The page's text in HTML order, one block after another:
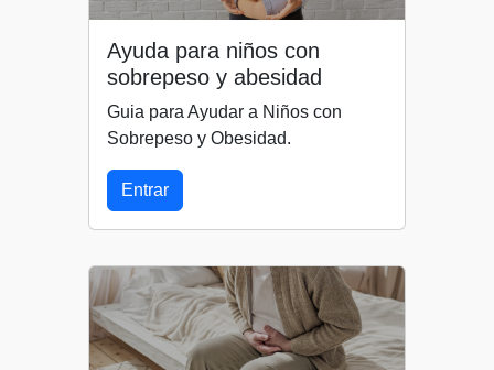
Ayuda para niños con
sobrepeso y abesidad
Guia para Ayudar a Niños con
Sobrepeso y Obesidad.
Entrar